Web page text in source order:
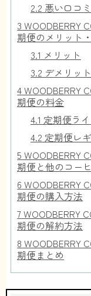
2.2 悪い口コミ
3 WOODBERRY
期便のメリット
3.1 メリット
3.2 デメリット
4WOODBERRY
期便の料金
4.1 定期便ラ
4.2 定期便レ
5 WOODBERRY
期便と他のコー
6 WOODBERRY
期便の購入方法
7WOODBERRY
期便の解約方法
8 WOODBERRY
期便まとめ